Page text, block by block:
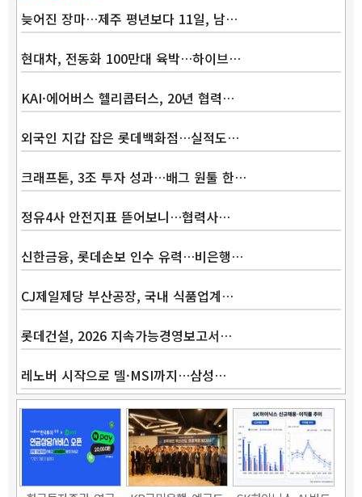
늦어진 장마…제주 평년보다 11일, 남…
현대차, 전동화 100만대 육박…하이브…
KAI·에어버스 헬리콥터스, 20년 협력…
외국인 지갑 잡은 롯데백화점…실적도…
크래프톤, 3조 투자 성과…배그 원툴 한…
정유4사 안전지표 뜯어보니…협력사…
신한금융, 롯데손보 인수 유력…비은행…
CJ제일제당 부산공장, 국내 식품업계…
롯데건설, 2026 지속가능경영보고서…
레노버 시작으로 델·MSI까지…삼성…